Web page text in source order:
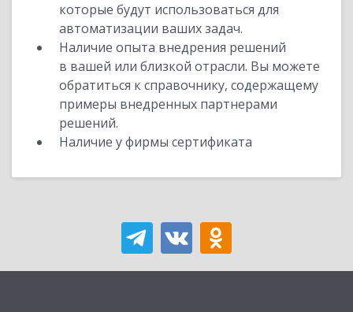
которые будут использоваться для
автоматизации ваших задач.
Наличие опыта внедрения решений
в вашей или близкой отрасли. Вы можете
обратиться к справочнику, содержащему
примеры внедренных партнерами
решений.
Наличие у фирмы сертификата